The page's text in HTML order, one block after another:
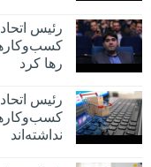
رئیس
رها کرد
رئیس
نداشته‌اند